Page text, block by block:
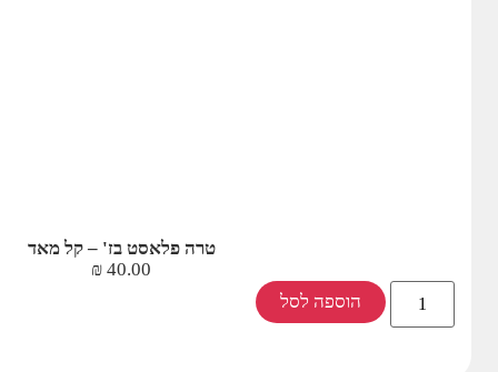
טרה פלאסט בז' – קל מאד
40.00
₪
הוספה לסל